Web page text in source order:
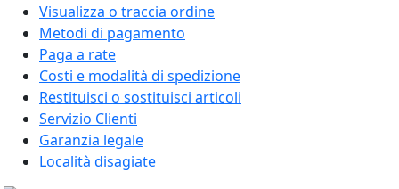
Visualizza o traccia ordine
Metodi di pagamento
Paga a rate
Costi e modalità di spedizione
Restituisci o sostituisci articoli
Servizio Clienti
Garanzia legale
Località disagiate